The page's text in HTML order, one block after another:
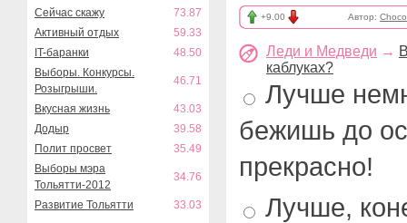
Сейчас скажу
73.87
Активный отдых
59.33
IT-баранки
48.50
Выборы. Конкурсы.
Розыгрыши.
46.71
Вкусная жизнь
43.03
Додыр
39.58
Полит просвет
35.49
Выборы мэра
Тольятти-2012
34.76
Развитие Тольятти 33.03
+9.00 Автор:
Леди и Медведи →
каблуках?
Лучше
бежишь до
прекрасно!
Лучше,